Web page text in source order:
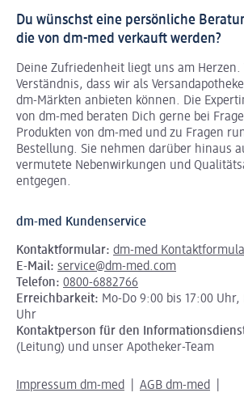
Du wünschst eine persönliche
die von dm-med verkauft werden?
Deine Zufriedenheit liegt uns am
Verständnis, dass wir als
dm-Märkten anbieten können. Die
von dm-med beraten Dich gerne bei
Produkten von dm-med und zu Fragen
Bestellung. Sie nehmen darüber hinaus
vermutete Nebenwirkungen und
entgegen.
dm-med Kundenservice
Kontaktformular: dm-med
E-Mail: service@dm-med.com
Telefon: 0800-6882766
Erreichbarkeit: Mo-Do 9:00 bis 17:00
Uhr
Kontaktperson für den
(Leitung) und unser Apotheker-Team
Impressum dm-med
AGB dm-med